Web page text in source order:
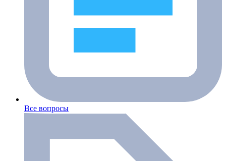
Все вопросы